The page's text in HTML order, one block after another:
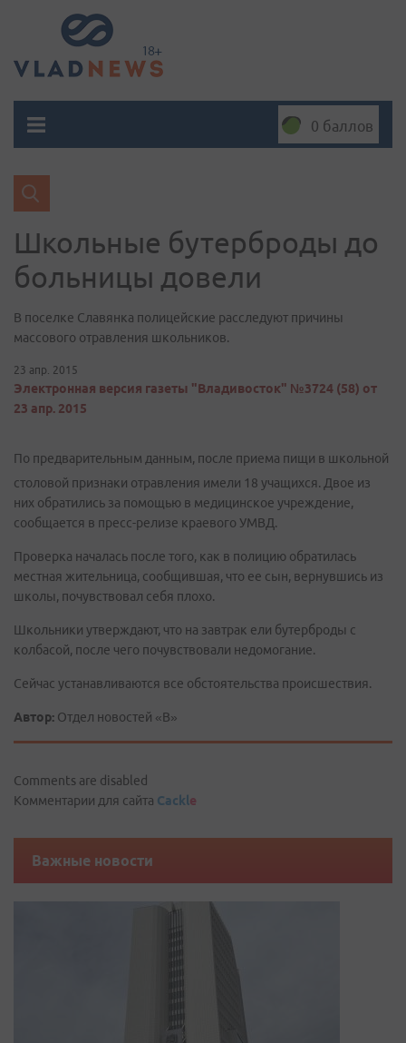
0 баллов
Школьные бутерброды до
больницы довели
В поселке Славянка полицейские расследуют причины
массового отравления школьников.
23 апр. 2015
Электронная версия газеты "Владивосток" №3724 (58) от
23 апр. 2015
По предварительным данным, после приема пищи в школьной
столовой признаки отравления имели 18 учащихся. Двое из
них обратились за помощью в медицинское учреждение,
сообщается в пресс-релизе краевого УМВД.
Проверка началась после того, как в полицию обратилась
местная жительница, сообщившая, что ее сын, вернувшись из
школы, почувствовал себя плохо.
Школьники утверждают, что на завтрак ели бутерброды с
колбасой, после чего почувствовали недомогание.
Сейчас устанавливаются все обстоятельства происшествия.
Автор: Отдел новостей «В»
Comments are disabled
Комментарии для сайта Cackle
Важные новости